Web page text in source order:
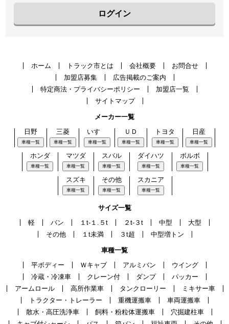
ログイン
ホーム トラック市とは 会社概要
お問合せ
加盟店募集
広告掲載のご案内
特定商法・プライバシーポリシー
加盟店一覧
サイトマップ
メーカー一覧
日野
車種一覧
三菱
車種一覧
いすゞ
車種一覧
ＵＤ
車種一覧
トヨタ
車種一覧
日産
車種一覧
ホンダ
車種一覧
マツダ
車種一覧
スバル
車種一覧
ダイハツ
車種一覧
ボルボ
車種一覧
スズキ
車種一覧
その他
車種一覧
スカニア
車種一覧
サイズ一覧
軽
バン １t-１.５t ２t-３t 中型
大型
その他
１t未満 ３t超 中型増トン
車種一覧
平ボディー
Ｗキャブ アルミバン
ウイング
冷蔵・冷凍車
クレーン付 ダンプ
パッカー
アームロール
高所作業車 タンクローリー
ミキサー車
トラクター・トレーラー
重機運搬車
車両運搬車
散水・高圧洗浄車
飼料・粉粒体運搬車
穴掘建柱車